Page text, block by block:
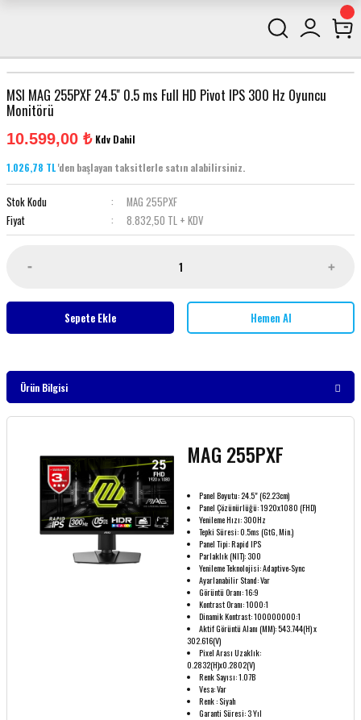
MSI MAG 255PXF 24.5'' 0.5 ms Full HD Pivot IPS 300 Hz Oyuncu
Monitörü
10.599,00 ₺ Kdv Dahil
1.026,78 TL'den başlayan taksitlerle satın alabilirsiniz.
Stok Kodu
MAG 255PXF
Fiyat
8.832,50 TL + KDV
Sepete Ekle Hemen Al
Ürün Bilgisi
MAG 255PXF
Panel Boyutu: 24.5" (62.23cm)
Panel Çözünürlüğü: 1920x1080 (FHD)
Yenileme Hızı: 300Hz
Tepki Süresi: 0.5ms (GtG, Min.)
Panel Tipi: Rapid IPS
Parlaklık (NIT): 300
Yenileme Teknolojisi: Adaptive-Sync
Ayarlanabilir Stand: Var
Görüntü Oranı: 16:9
Kontrast Oranı: 1000:1
Dinamik Kontrast: 100000000:1
Aktif Görüntü Alanı (MM): 543.744(H) x
302.616(V)
Pixel Arası Uzaklık:
0.2832(H)x0.2802(V)
Renk Sayısı: 1.07B
Vesa: Var
Renk : Siyah
Garanti Süresi: 3 Yıl